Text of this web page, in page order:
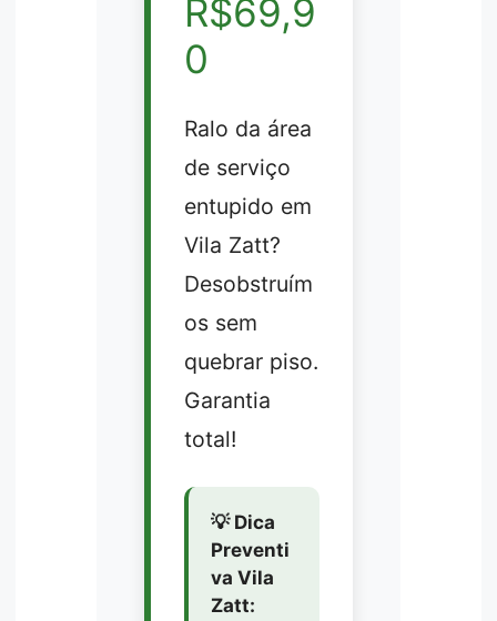
R$69,9
0
Ralo da área
de serviço
entupido em
Vila Zatt?
Desobstruím
os sem
quebrar piso.
Garantia
total!
💡 Dica
Preventi
va Vila
Zatt: